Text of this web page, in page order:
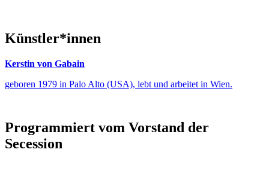
Künstler*innen
Kerstin von Gabain
geboren 1979 in Palo Alto (USA), lebt und arbeitet in Wien.
Programmiert vom Vorstand der
Secession